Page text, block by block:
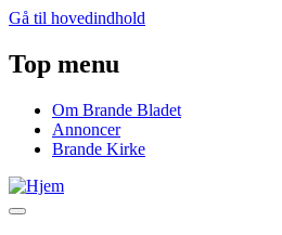
Gå til hovedindhold
Top menu
Om Brande Bladet
Annoncer
Brande Kirke